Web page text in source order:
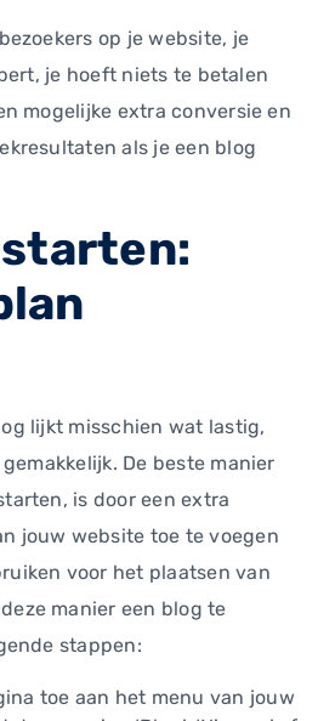
op je website, je
je hoeft niets te betalen
mogelijke extra conversie en
als je een blog
starten:
lijkt misschien wat lastig,
De beste manier
is door een extra
jouw website toe te voegen
voor het plaatsen van
manier een blog te
stappen:
toe aan het menu van jouw